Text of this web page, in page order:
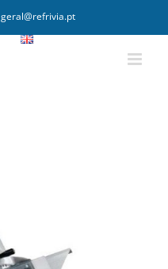
geral@refrivia.pt